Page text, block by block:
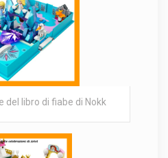
del libro di fiabe di Nokk